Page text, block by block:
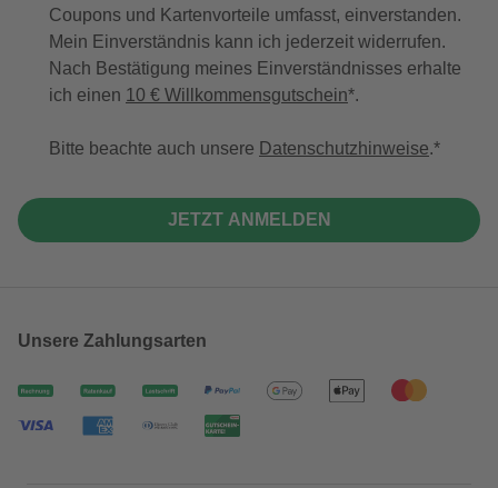
Coupons und Kartenvorteile umfasst, einverstanden.
Mein Einverständnis kann ich jederzeit widerrufen.
Nach Bestätigung meines Einverständnisses erhalte
ich einen 10 € Willkommensgutschein*.
Bitte beachte auch unsere Datenschutzhinweise.
JETZT ANMELDEN
Unsere Zahlungsarten